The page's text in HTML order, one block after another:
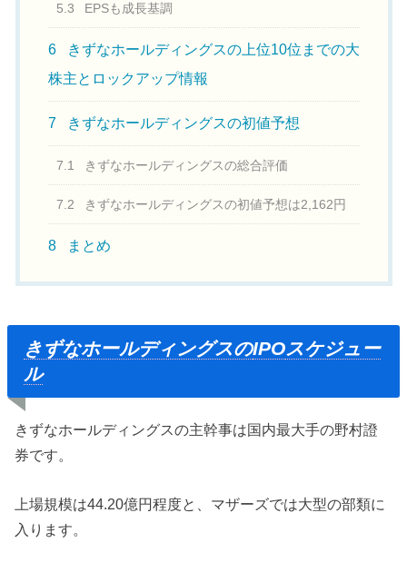
5.3 EPSも成長基調
6
きずなホールディングスの上位10位までの大
株主とロックアップ情報
7 きずなホールディングスの初値予想
7.1 きずなホールディングスの総合評価
7.2 きずなホールディングスの初値予想は2,162円
8 まとめ
きずなホールディングスのIPOスケジュー
ル
きずなホールディングスの主幹事は国内最大手の野村證
券です。
上場規模は44.20億円程度と、マザーズでは大型の部類に
入ります。